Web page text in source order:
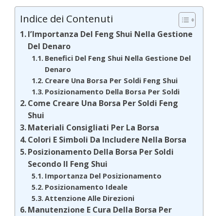
Indice dei Contenuti
l’Importanza Del Feng Shui Nella Gestione
Del Denaro
Benefici Del Feng Shui Nella Gestione Del
Denaro
Creare Una Borsa Per Soldi Feng Shui
Posizionamento Della Borsa Per Soldi
Come Creare Una Borsa Per Soldi Feng
Shui
Materiali Consigliati Per La Borsa
Colori E Simboli Da Includere Nella Borsa
Posizionamento Della Borsa Per Soldi
Secondo Il Feng Shui
Importanza Del Posizionamento
Posizionamento Ideale
Attenzione Alle Direzioni
Manutenzione E Cura Della Borsa Per